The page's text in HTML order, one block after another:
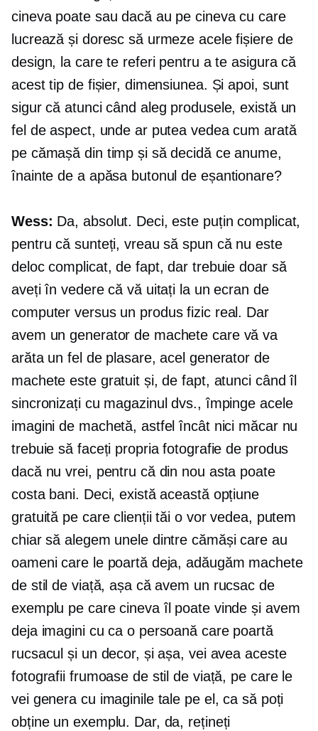
cineva poate sau dacă au pe cineva cu care
lucrează și doresc să urmeze acele fișiere de
design, la care te referi pentru a te asigura că
acest tip de fișier, dimensiunea. Și apoi, sunt
sigur că atunci când aleg produsele, există un
fel de aspect, unde ar putea vedea cum arată
pe cămașă din timp și să decidă ce anume,
înainte de a apăsa butonul de eșantionare?
Wess: Da, absolut. Deci, este puțin complicat,
pentru că sunteți, vreau să spun că nu este
deloc complicat, de fapt, dar trebuie doar să
aveți în vedere că vă uitați la un ecran de
computer versus un produs fizic real. Dar
avem un generator de machete care vă va
arăta un fel de plasare, acel generator de
machete este gratuit și, de fapt, atunci când îl
sincronizați cu magazinul dvs., împinge acele
imagini de machetă, astfel încât nici măcar nu
trebuie să faceți propria fotografie de produs
dacă nu vrei, pentru că din nou asta poate
costa bani. Deci, există această opțiune
gratuită pe care clienții tăi o vor vedea, putem
chiar să alegem unele dintre cămăși care au
oameni care le poartă deja, adăugăm machete
de stil de viață, așa că avem un rucsac de
exemplu pe care cineva îl poate vinde și avem
deja imagini cu ca o persoană care poartă
rucsacul și un decor, și așa, vei avea aceste
fotografii frumoase de stil de viață, pe care le
vei genera cu imaginile tale pe el, ca să poți
obține un exemplu. Dar, da, rețineți